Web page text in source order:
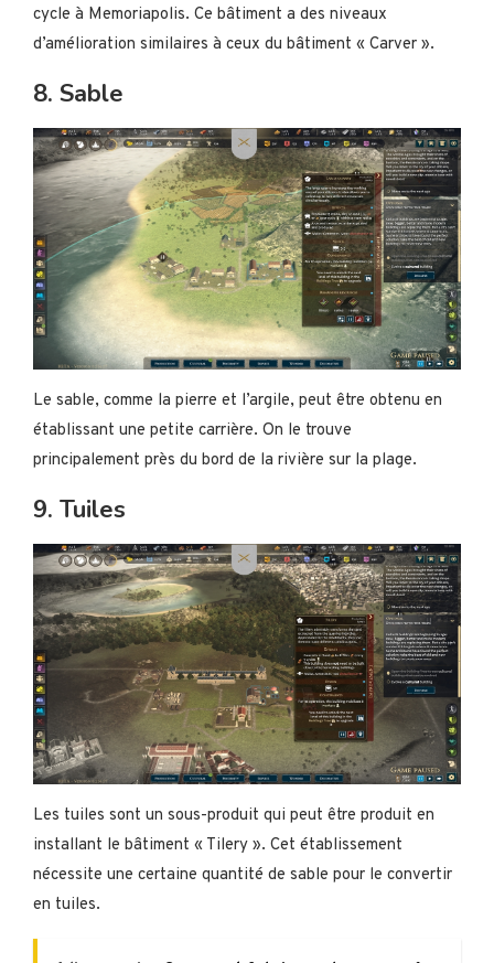
cycle à Memoriapolis. Ce bâtiment a des niveaux
d’amélioration similaires à ceux du bâtiment « Carver ».
8. Sable
Le sable, comme la pierre et l’argile, peut être obtenu en
établissant une petite carrière. On le trouve
principalement près du bord de la rivière sur la plage.
9. Tuiles
Les tuiles sont un sous-produit qui peut être produit en
installant le bâtiment « Tilery ». Cet établissement
nécessite une certaine quantité de sable pour le convertir
en tuiles.